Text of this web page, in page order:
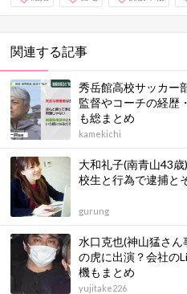
関連する記事
秀岳館高校サッカー
監督やコーチの経歴
も総まとめ
kamekichi
大和礼子(南青山43
校生と行為で逮捕と
gurung
水口克也(神山猛さ
の虎に出演？会社の
機もまとめ
yujitake226